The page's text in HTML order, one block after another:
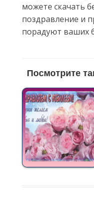
можете скачать
поздравление и
порадуют ваших
Посмотрите